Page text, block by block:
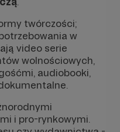
twórczości;
w
video serie
wolnościowych,
audiobooki,
i pro-rynkowymi.